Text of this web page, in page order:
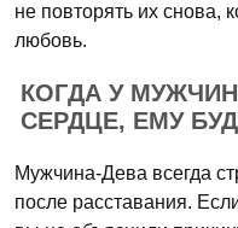
не повторять их снова,
любовь.
КОГДА У
СЕРДЦЕ, ЕМУ
Мужчина-Дева всегда
после расставания.